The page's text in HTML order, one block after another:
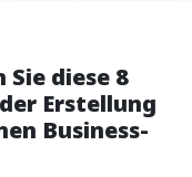
Sie diese 8
Erstellung
Business-